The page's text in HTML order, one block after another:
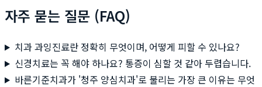
자주 묻는 질문 (FAQ)
치과 과잉진료란 정확히 무엇이며, 어떻게 피할 수 있나요?
신경치료는 꼭 해야 하나요? 통증이 심할 것 같아 두렵습니다.
바른기준치과가 '청주 양심치과'로 불리는 가장 큰 이유는 무엇